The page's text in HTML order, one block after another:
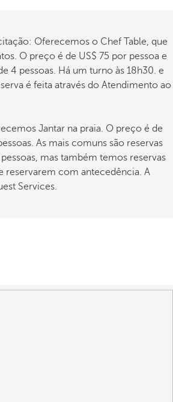
Oferecemos o Chef Table, que
O preço é de US$ 75 por pessoa e
4 pessoas. Há um turno às 18h30. e
é feita através do Atendimento ao
Jantar na praia. O preço é de
As mais comuns são reservas
mas também temos reservas
reservarem com antecedência. A
Services.